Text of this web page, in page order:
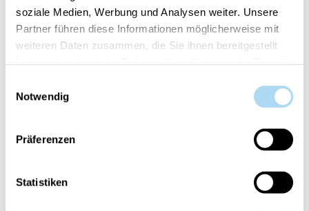
soziale Medien, Werbung und Analysen weiter. Unsere
Partner führen diese Informationen möglicherweise mit
weiteren Daten zusammen, die Sie ihnen bereitgestellt
Notwendig
Präferenzen
Statistiken
AJOUTER AU PANIER
Numéro d'article: 10.TESFR.AGWE-1